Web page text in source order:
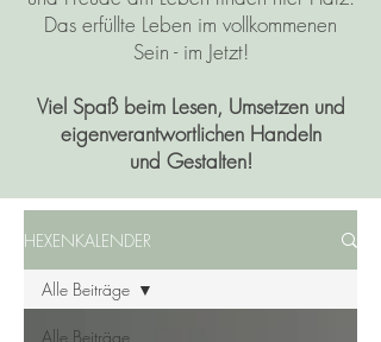
Das erfüllte Leben im vollkommenen
Sein - im Jetzt!
Viel Spaß beim Lesen, Umsetzen und
eigenverantwortlichen Handeln
und Gestalten!
HEXENKALENDER
Alle Beiträge
Alle Beiträge